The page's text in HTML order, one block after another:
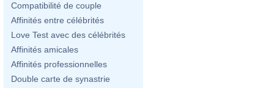
Compatibilité de couple
Affinités entre célébrités
Love Test avec des célébrités
Affinités amicales
Affinités professionnelles
Double carte de synastrie